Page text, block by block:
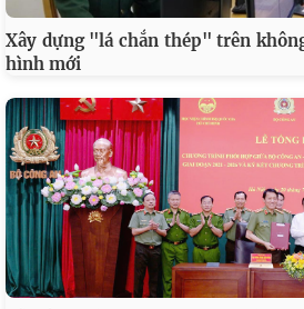
Xây dựng "lá chắn thép" trên
hình mới